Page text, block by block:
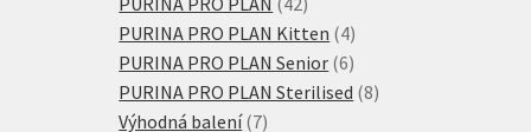
produktů
PURINA PRO PLAN Kitten 44
produkty
PURINA PRO PLAN Senior 66
produktů
PURINA PRO PLAN Sterilised 88
Výhodná balení 77